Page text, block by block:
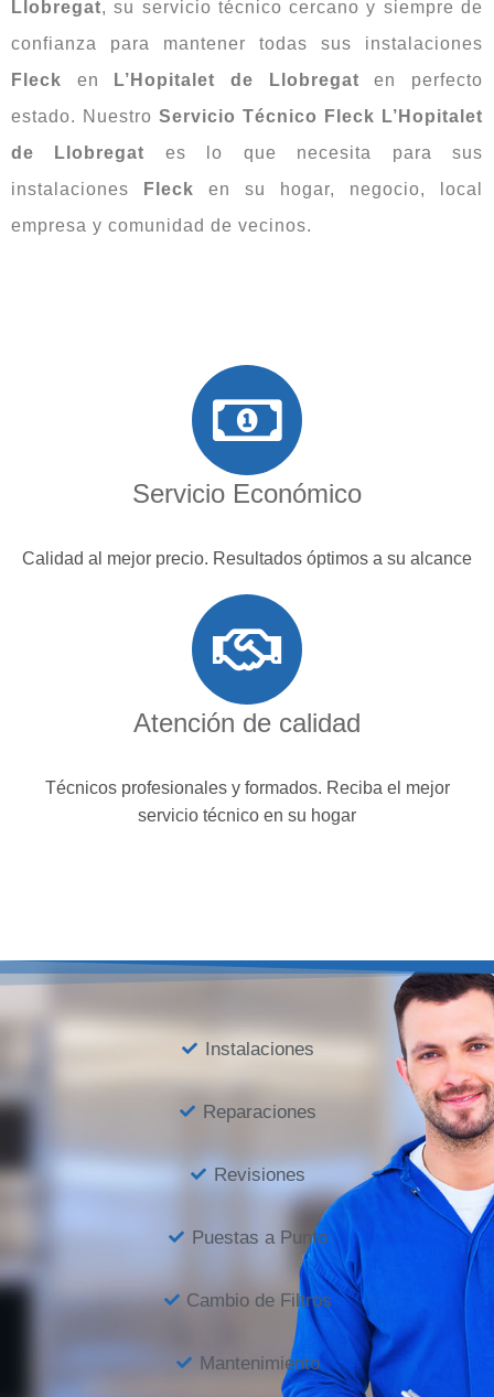
Llobregat, su servicio técnico cercano y siempre de
confianza para mantener todas sus instalaciones
Fleck en L’Hopitalet de Llobregat en perfecto
estado. Nuestro Servicio Técnico Fleck L’Hopitalet
de Llobregat es lo que necesita para sus
instalaciones
Fleck en su hogar, negocio, local
empresa y comunidad de vecinos.
Servicio Económico
Calidad al mejor precio. Resultados óptimos a su alcance
Atención de calidad
Técnicos profesionales y formados. Reciba el mejor
servicio técnico en su hogar
Instalaciones
Reparaciones
Revisiones
Puestas a Punto
Cambio de Filtros
Mantenimiento